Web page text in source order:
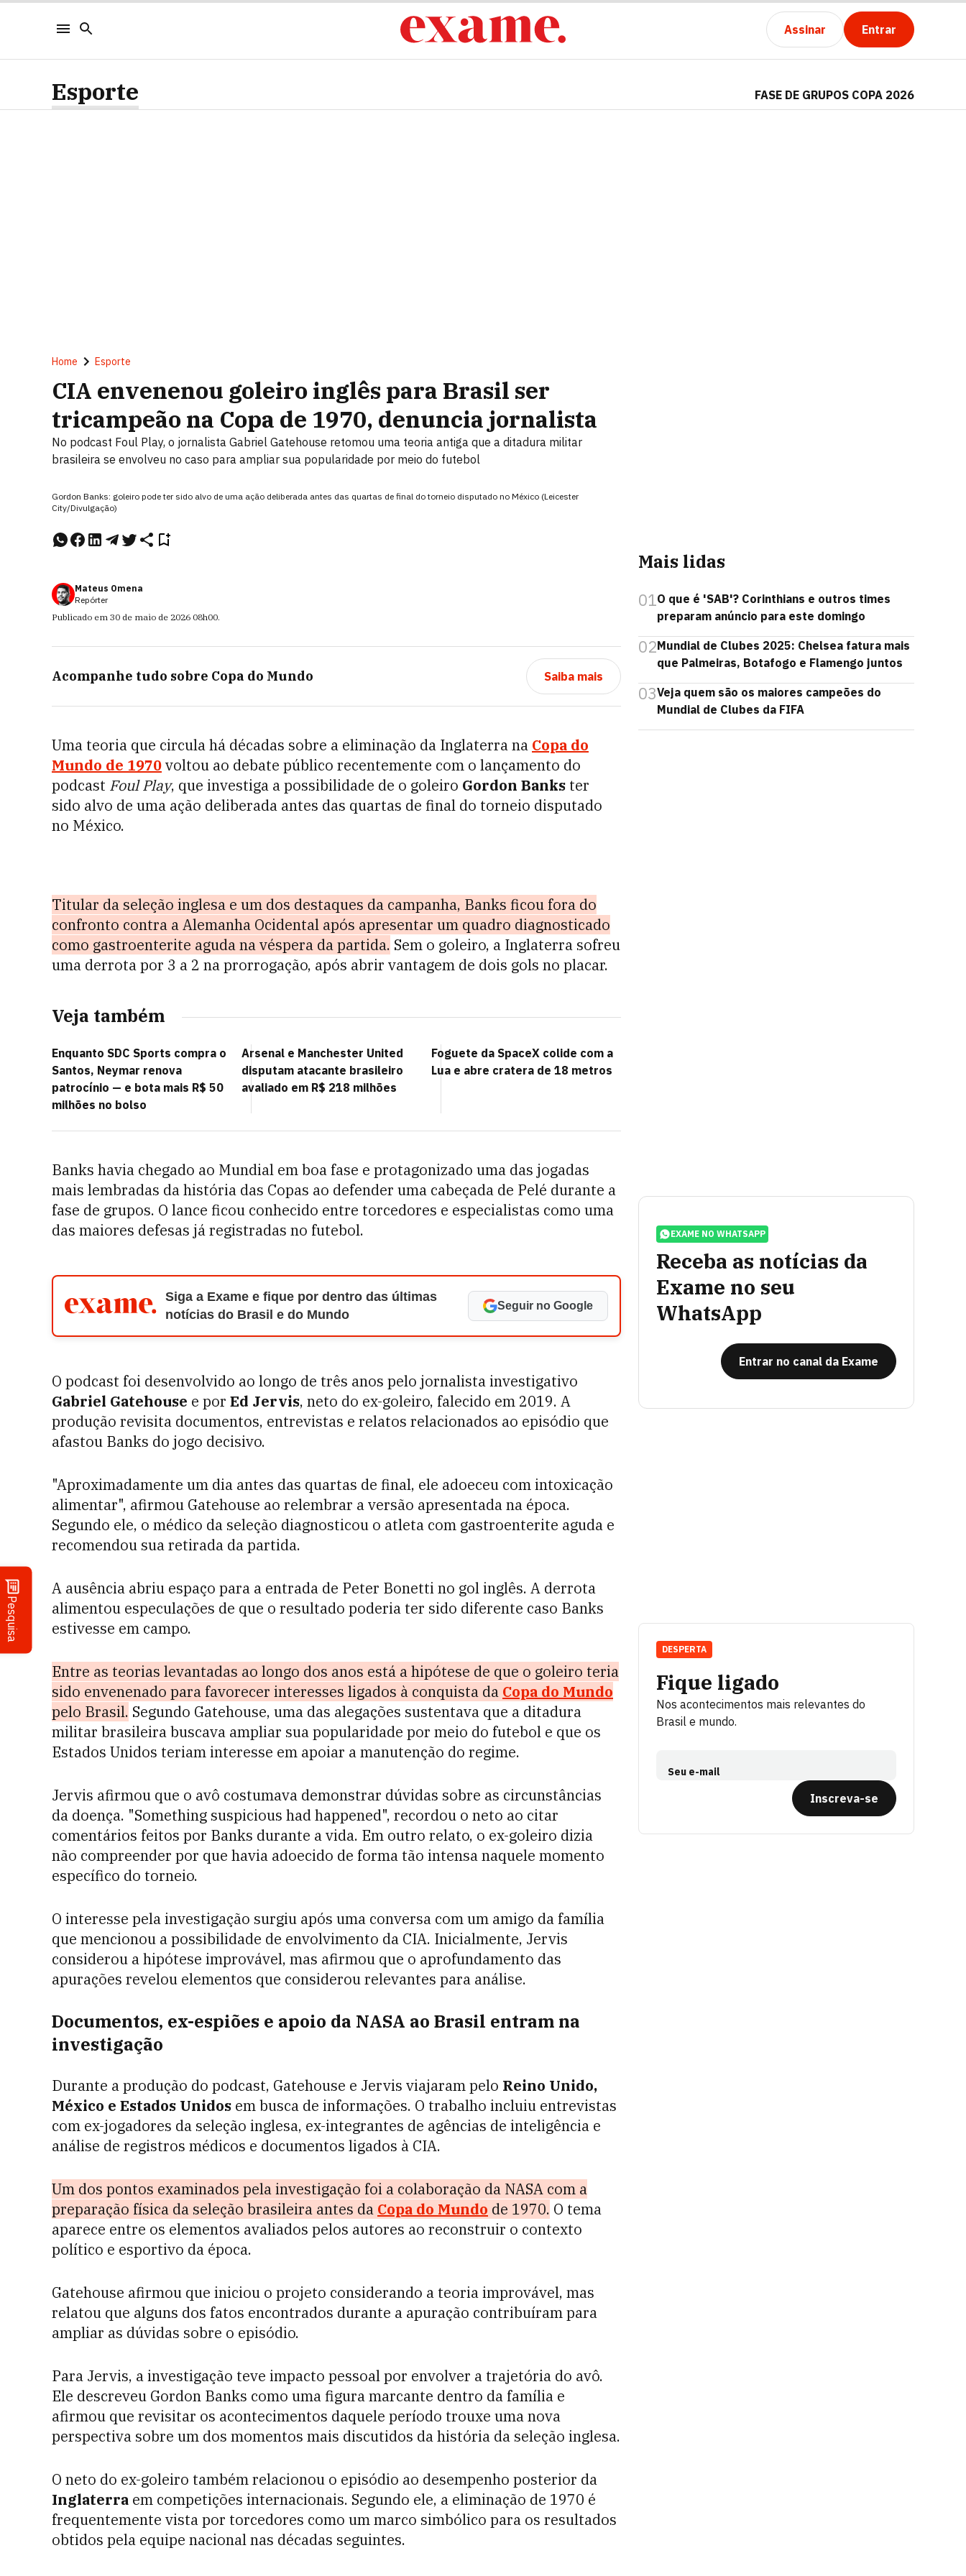
Assinar Entrar
Pesquisa
Esporte FASE DE GRUPOS COPA 2026
Home Esporte
CIA envenenou goleiro inglês para Brasil ser
tricampeão na Copa de 1970, denuncia jornalista
No podcast Foul Play, o jornalista Gabriel Gatehouse retomou uma teoria antiga que a ditadura militar
brasileira se envolveu no caso para ampliar sua popularidade por meio do futebol
Gordon Banks: goleiro pode ter sido alvo de uma ação deliberada antes das quartas de final do torneio disputado no México (Leicester
City/Divulgação)
Mateus Omena
Repórter
Publicado em 30 de maio de 2026 08h00.
Acompanhe tudo sobre Copa do Mundo Saiba mais
Uma teoria que circula há décadas sobre a eliminação da Inglaterra na Copa do
Mundo de 1970voltou ao debate público recentemente com o lançamento do
podcast Foul Play, que investiga a possibilidade de o goleiro Gordon Banks ter
sido alvo de uma ação deliberada antes das quartas de final do torneio disputado
no México.
Titular da seleção inglesa e um dos destaques da campanha, Banks ficou fora do
confronto contra a Alemanha Ocidental após apresentar um quadro diagnosticado
como gastroenterite aguda na véspera da partida. Sem o goleiro, a Inglaterra sofreu
uma derrota por 3 a 2 na prorrogação, após abrir vantagem de dois gols no placar.
Veja também
Enquanto SDC Sports compra o
Santos, Neymar renova
patrocínio — e bota mais R$ 50
milhões no bolso
Arsenal e Manchester United
disputam atacante brasileiro
avaliado em R$ 218 milhões
Foguete da SpaceX colide com a
Lua e abre cratera de 18 metros
Banks havia chegado ao Mundial em boa fase e protagonizado uma das jogadas
mais lembradas da história das Copas ao defender uma cabeçada de Pelé durante a
fase de grupos. O lance ficou conhecido entre torcedores e especialistas como uma
das maiores defesas já registradas no futebol.
Siga a Exame e fique por dentro das últimas
notícias do Brasil e do Mundo
Seguir no Google
O podcast foi desenvolvido ao longo de três anos pelo jornalista investigativo
Gabriel Gatehouse e por Ed Jervis, neto do ex-goleiro, falecido em 2019. A
produção revisita documentos, entrevistas e relatos relacionados ao episódio que
afastou Banks do jogo decisivo.
"Aproximadamente um dia antes das quartas de final, ele adoeceu com intoxicação
alimentar", afirmou Gatehouse ao relembrar a versão apresentada na época.
Segundo ele, o médico da seleção diagnosticou o atleta com gastroenterite aguda e
recomendou sua retirada da partida.
A ausência abriu espaço para a entrada de Peter Bonetti no gol inglês. A derrota
alimentou especulações de que o resultado poderia ter sido diferente caso Banks
estivesse em campo.
Entre as teorias levantadas ao longo dos anos está a hipótese de que o goleiro teria
sido envenenado para favorecer interesses ligados à conquista da Copa do Mundo
pelo Brasil. Segundo Gatehouse, uma das alegações sustentava que a ditadura
militar brasileira buscava ampliar sua popularidade por meio do futebol e que os
Estados Unidos teriam interesse em apoiar a manutenção do regime.
Jervis afirmou que o avô costumava demonstrar dúvidas sobre as circunstâncias
da doença. "Something suspicious had happened", recordou o neto ao citar
comentários feitos por Banks durante a vida. Em outro relato, o ex-goleiro dizia
não compreender por que havia adoecido de forma tão intensa naquele momento
específico do torneio.
O interesse pela investigação surgiu após uma conversa com um amigo da família
que mencionou a possibilidade de envolvimento da CIA. Inicialmente, Jervis
considerou a hipótese improvável, mas afirmou que o aprofundamento das
apurações revelou elementos que considerou relevantes para análise.
Documentos, ex-espiões e apoio da NASA ao Brasil entram na
investigação
Durante a produção do podcast, Gatehouse e Jervis viajaram pelo Reino Unido,
México e Estados Unidos em busca de informações. O trabalho incluiu entrevistas
com ex-jogadores da seleção inglesa, ex-integrantes de agências de inteligência e
análise de registros médicos e documentos ligados à CIA.
Um dos pontos examinados pela investigação foi a colaboração da NASA com a
preparação física da seleção brasileira antes da Copa do Mundo de 1970. O tema
aparece entre os elementos avaliados pelos autores ao reconstruir o contexto
político e esportivo da época.
Gatehouse afirmou que iniciou o projeto considerando a teoria improvável, mas
relatou que alguns dos fatos encontrados durante a apuração contribuíram para
ampliar as dúvidas sobre o episódio.
Para Jervis, a investigação teve impacto pessoal por envolver a trajetória do avô.
Ele descreveu Gordon Banks como uma figura marcante dentro da família e
afirmou que revisitar os acontecimentos daquele período trouxe uma nova
perspectiva sobre um dos momentos mais discutidos da história da seleção inglesa.
O neto do ex-goleiro também relacionou o episódio ao desempenho posterior da
Inglaterra em competições internacionais. Segundo ele, a eliminação de 1970 é
frequentemente vista por torcedores como um marco simbólico para os resultados
obtidos pela equipe nacional nas décadas seguintes.
Mais lidas
01O que é 'SAB'? Corinthians e outros times
preparam anúncio para este domingo
02Mundial de Clubes 2025: Chelsea fatura mais
que Palmeiras, Botafogo e Flamengo juntos
03Veja quem são os maiores campeões do
Mundial de Clubes da FIFA
EXAME NO WHATSAPP
Receba as notícias da
Exame no seu
WhatsApp
Entrar no canal da Exame
Fique ligado
Nos acontecimentos mais relevantes do
Brasil e mundo.
Seu e-mail
Inscreva-se
DESPERTA